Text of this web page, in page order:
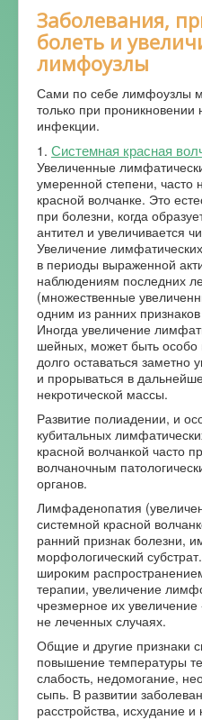
Заболевания,
болеть и
лимфоузлы
Сами по себе лимфоузлы
только при проникновении
инфекции.
1. Системная красная
Увеличенные
умеренной степени,
красной волчанке. Это
при болезни, когда
антител и увеличивается
Увеличение
в периоды выраженной
наблюдениям последних
(множественные
одним из ранних
Иногда увеличение
шейных, может быть
долго оставаться
и прорываться в
некротической массы.
Развитие полиадении, и
кубитальных
красной волчанкой часто
волчаночным
органов.
Лимфаденопатия
системной красной
ранний признак болезни,
морфологический
широким
терапии, увеличение
чрезмерное их
не леченных случаях.
Общие и другие признаки
повышение температуры
слабость, недомогание,
сыпь. В развитии
расстройства, исхудание и